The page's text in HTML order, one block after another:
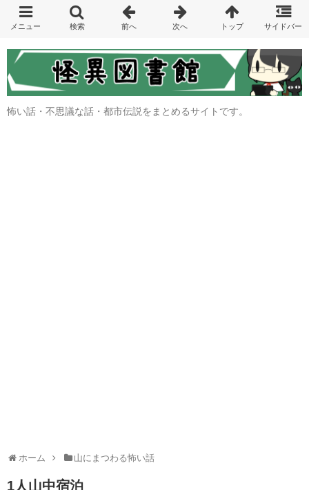
怖い話・不思議な話・都市伝説をまとめるサイトです。
ホーム 山にまつわる怖い話
1人山中宿泊